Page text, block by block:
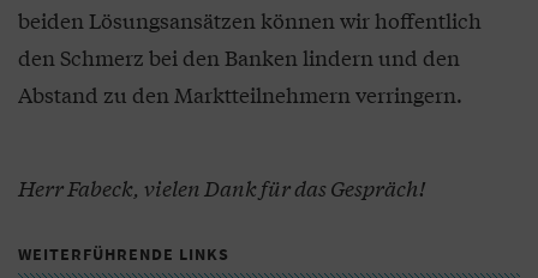
beiden Lösungsansätzen können wir hoffentlich
den Schmerz bei den Banken lindern und den
Abstand zu den Marktteilnehmern verringern.
Herr Fabeck, vielen Dank für das Gespräch!
WEITERFÜHRENDE LINKS